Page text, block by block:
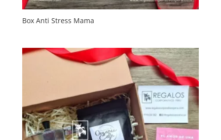
Box Anti Stress Mama